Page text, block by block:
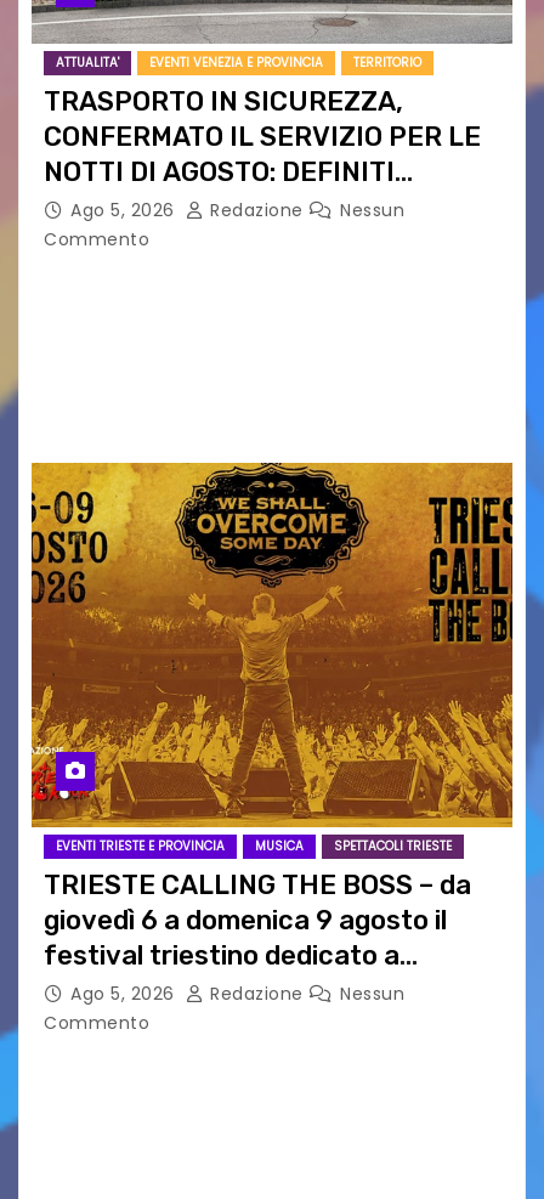
ATTUALITA' EVENTI VENEZIA E PROVINCIA TERRITORIO
TRASPORTO IN SICUREZZA,
CONFERMATO IL SERVIZIO PER LE
NOTTI DI AGOSTO: DEFINITI
PERCORSI, FERMATE E ORARIO
Ago 5, 2026 Redazione
Nessun
Commento
EVENTI TRIESTE E PROVINCIA MUSICA SPETTACOLI TRIESTE
TRIESTE CALLING THE BOSS – da
giovedì 6 a domenica 9 agosto il
festival triestino dedicato a
Springsteen
Ago 5, 2026 Redazione
Nessun
Commento